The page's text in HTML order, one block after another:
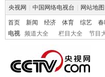
央视网 中国网络电视台 网站地图
首页 新闻 经济 体育 综艺
电视
频道大全 栏目大全 节目